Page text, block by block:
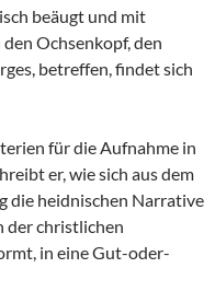
beäugt und mit
Ochsenkopf, den
betreffen, findet sich
für die Aufnahme in
er, wie sich aus dem
heidnischen Narrative
der christlichen
in eine Gut-oder-